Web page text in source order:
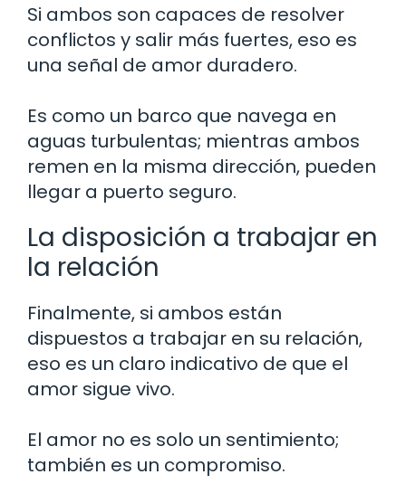
Si ambos son capaces de resolver
conflictos y salir más fuertes, eso es
una señal de amor duradero.
Es como un barco que navega en
aguas turbulentas; mientras ambos
remen en la misma dirección, pueden
llegar a puerto seguro.
La disposición a trabajar en
la relación
Finalmente, si ambos están
dispuestos a trabajar en su relación,
eso es un claro indicativo de que el
amor sigue vivo.
El amor no es solo un sentimiento;
también es un compromiso.